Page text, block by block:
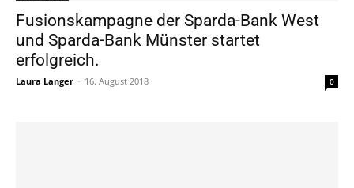
Fusionskampagne der Sparda-Bank West
und Sparda-Bank Münster startet
erfolgreich.
Laura Langer - 16. August 2018 0